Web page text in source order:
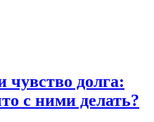
чувство долга:
с ними делать?